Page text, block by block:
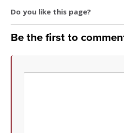
Do you like this page?
Be the first to